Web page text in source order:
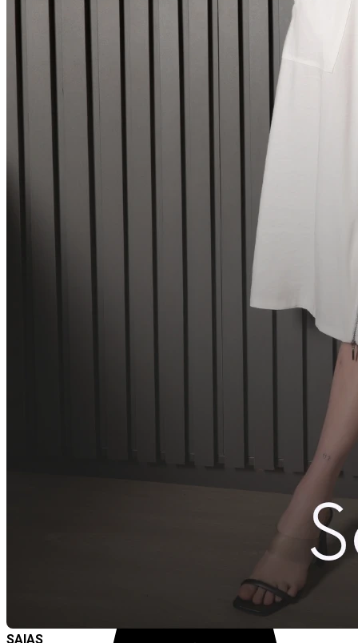
SAIAS
Código
Referência
ECNJBL102262